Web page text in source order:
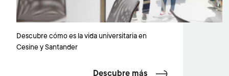
Descubre cómo es la vida universitaria en
Cesine y Santander
Descubre más